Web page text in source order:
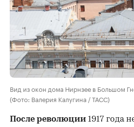
Вид из окон дома Нирнзее в Большом
(Фото: Валерия Калугина / ТАСС)
После революции 1917 года